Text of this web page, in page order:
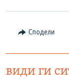
Сподели
види ги